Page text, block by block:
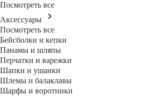
Посмотреть все
Аксессуары
Посмотреть все
Бейсболки и кепки
Панамы и шляпы
Перчатки и варежки
Шапки и ушанки
Шлемы и балаклавы
Шарфы и воротники